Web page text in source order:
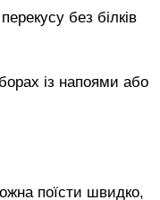
без білків
із напоями або
поїсти швидко,